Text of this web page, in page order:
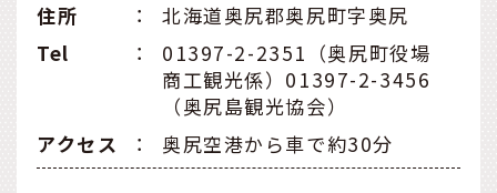
住所
：
北海道奥尻郡奥尻町字奥尻
Tel
：
01397-2-2351（奥尻町役場
商工観光係）01397-2-3456
（奥尻島観光協会）
アクセス
： 奥尻空港から車で約30分